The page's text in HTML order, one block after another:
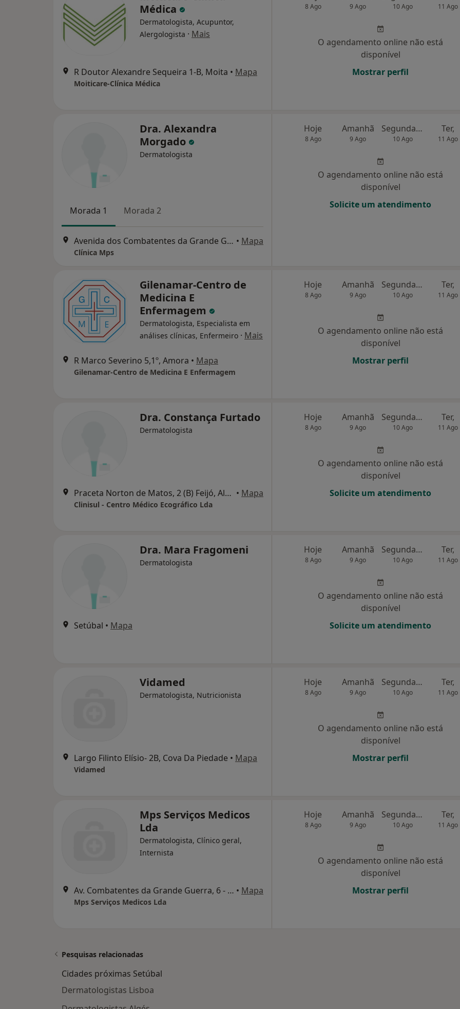
Médica
Dermatologista, Acupuntor,
Alergologista · Mais
R Doutor Alexandre Sequeira 1-B, Moita • Mapa
Moiticare-Clínica Médica
8 Ago 9 Ago 10 Ago 11 Ago
O agendamento online não está
disponível
Mostrar perfil
Dra. Alexandra
Morgado
Dermatologista
Morada 1 Morada 2
Avenida dos Combatentes da Grande Guerra, 6, 1ºF, Setúbal • Mapa
Clínica Mps
Hoje
8 Ago
Amanhã
9 Ago
Segunda-feira
10 Ago
Ter,
11 Ago
O agendamento online não está
disponível
Solicite um atendimento
Gilenamar-Centro de
Medicina E
Enfermagem
Dermatologista, Especialista em
análises clínicas, Enfermeiro · Mais
R Marco Severino 5,1º, Amora • Mapa
Gilenamar-Centro de Medicina E Enfermagem
Hoje
8 Ago
Amanhã
9 Ago
Segunda-feira
10 Ago
Ter,
11 Ago
O agendamento online não está
disponível
Mostrar perfil
Dra. Constança Furtado
Dermatologista
Praceta Norton de Matos, 2 (B) Feijó, Almada • Mapa
Clinisul - Centro Médico Ecográfico Lda
Hoje
8 Ago
Amanhã
9 Ago
Segunda-feira
10 Ago
Ter,
11 Ago
O agendamento online não está
disponível
Solicite um atendimento
Dra. Mara Fragomeni
Dermatologista
Setúbal • Mapa
Hoje
8 Ago
Amanhã
9 Ago
Segunda-feira
10 Ago
Ter,
11 Ago
O agendamento online não está
disponível
Solicite um atendimento
Vidamed
Dermatologista, Nutricionista
Largo Filinto Elísio- 2B, Cova Da Piedade • Mapa
Vidamed
Hoje
8 Ago
Amanhã
9 Ago
Segunda-feira
10 Ago
Ter,
11 Ago
O agendamento online não está
disponível
Mostrar perfil
Mps Serviços Medicos
Lda
Dermatologista, Clínico geral,
Internista
Av. Combatentes da Grande Guerra, 6 - 1º Fte., Setúbal • Mapa
Mps Serviços Medicos Lda
Hoje
8 Ago
Amanhã
9 Ago
Segunda-feira
10 Ago
Ter,
11 Ago
O agendamento online não está
disponível
Mostrar perfil
Pesquisas relacionadas
Cidades próximas Setúbal
Dermatologistas Lisboa